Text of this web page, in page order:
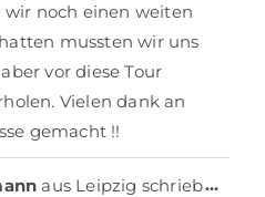
wir noch einen weiten
mussten wir uns
vor diese Tour
Vielen dank an
gemacht !!
aus Leipzig schrieb…